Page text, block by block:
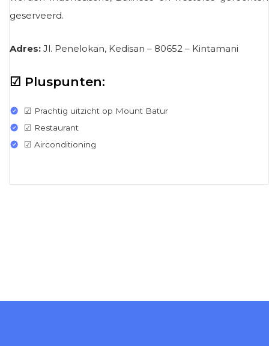
geserveerd.
Adres: Jl. Penelokan, Kedisan – 80652 – Kintamani
☑ Pluspunten:
☑ Prachtig uitzicht op Mount Batur
☑ Restaurant
☑ Airconditioning